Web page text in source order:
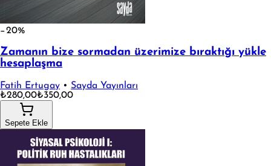
−20%
Zamanın bize sormadan üzerimize bıraktığı yükle
hesaplaşma
Fatih Ertugay • Sayda Yayınları
₺280,00₺350,00
Sepete Ekle